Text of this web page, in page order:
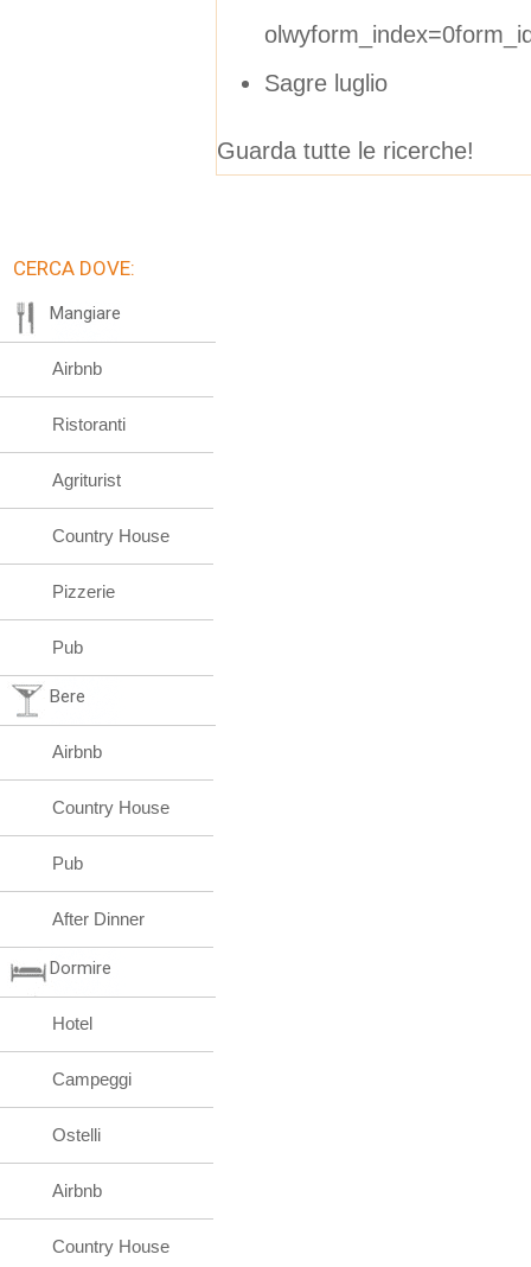
Sagre luglio
Guarda tutte le ricerche!
CERCA DOVE:
Mangiare
Airbnb
Ristoranti
Agriturist
Country House
Pizzerie
Pub
Bere
Airbnb
Country House
Pub
After Dinner
Dormire
Hotel
Campeggi
Ostelli
Airbnb
Country House